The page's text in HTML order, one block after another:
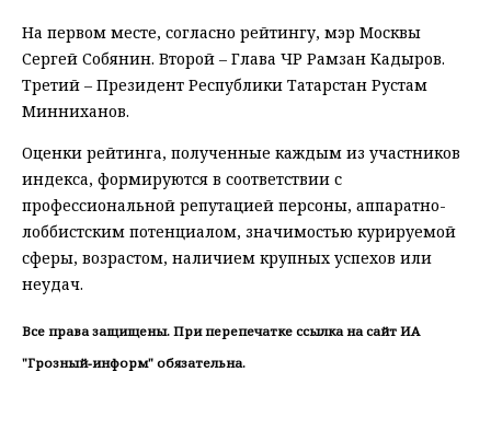
На первом месте, согласно рейтингу, мэр Москвы
Сергей Собянин. Второй – Глава ЧР Рамзан Кадыров.
Третий – Президент Республики Татарстан Рустам
Минниханов.
Оценки рейтинга, полученные каждым из участников
индекса, формируются в соответствии с
профессиональной репутацией персоны, аппаратно-
лоббистским потенциалом, значимостью курируемой
сферы, возрастом, наличием крупных успехов или
неудач.
Все права защищены. При перепечатке ссылка на сайт ИА
"Грозный-информ" обязательна.